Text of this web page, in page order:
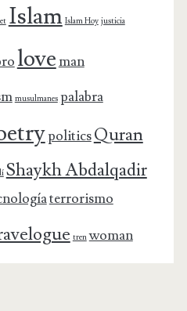
Islam Islam Hoy justicia
love man
musulmanes palabra
politicsQuran
Shaykh Abdalqadir
terrorismo
tren woman